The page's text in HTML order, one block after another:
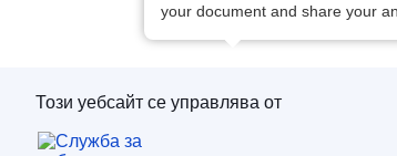
your document and share your
Служба за публикации на
Този уебсайт се управлява от